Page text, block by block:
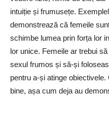
intuiție și frumusețe.
demonstrează că femeile
schimbe lumea prin forța lor
lor unice. Femeile ar trebui
sexul frumos și să-și
pentru a-și atinge
bine, așa cum deja au